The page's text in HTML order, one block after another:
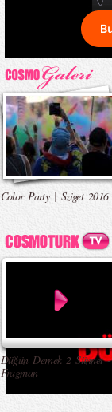
Color Party | Sziget 2016
Düğün Dernek 2 Sünnet -
Fragman